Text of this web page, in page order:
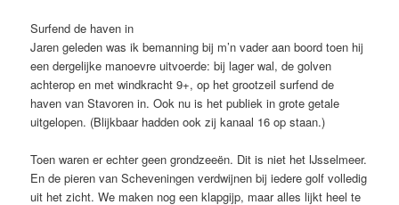
Surfend de haven in
Jaren geleden was ik bemanning bij m’n vader aan boord toen hij
een dergelijke manoevre uitvoerde: bij lager wal, de golven
achterop en met windkracht 9+, op het grootzeil surfend de
haven van Stavoren in. Ook nu is het publiek in grote getale
uitgelopen. (Blijkbaar hadden ook zij kanaal 16 op staan.)
Toen waren er echter geen grondzeeën. Dit is niet het IJsselmeer.
En de pieren van Scheveningen verdwijnen bij iedere golf volledig
uit het zicht. We maken nog een klapgijp, maar alles lijkt heel te